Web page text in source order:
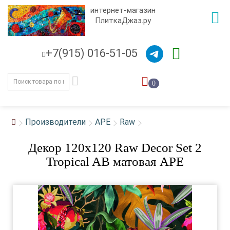
интернет-магазин
ПлиткаДжаз.ру
+7(915) 016-51-05
0
Производители APE Raw
Декор 120x120 Raw Decor Set 2
Tropical AB матовая APE